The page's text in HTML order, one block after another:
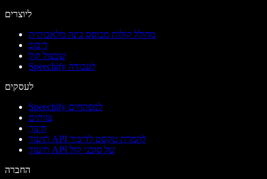
ליוצרים
מחולל קולות מבוסס בינה מלאכותית
דיבוב
שכפול קול
Speechify לעבודה
לעסקים
Speechify למפתחים
צוותים
חינוך
תיעוד API להמרת טקסט לדיבור
תיעוד API של סוכני קול
החברה